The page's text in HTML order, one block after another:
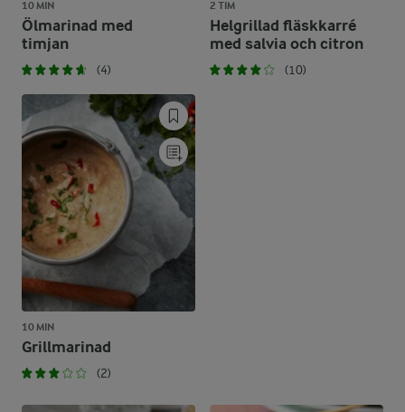
10 MIN
Ölmarinad med
timjan
(4)
2 TIM
Helgrillad fläskkarré
med salvia och citron
(10)
10 MIN
Grillmarinad
(2)